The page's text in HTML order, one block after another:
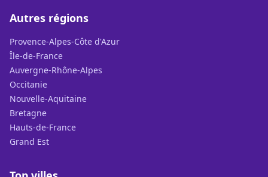
Autres régions
Provence-Alpes-Côte d'Azur
Île-de-France
Auvergne-Rhône-Alpes
Occitanie
Nouvelle-Aquitaine
Bretagne
Hauts-de-France
Grand Est